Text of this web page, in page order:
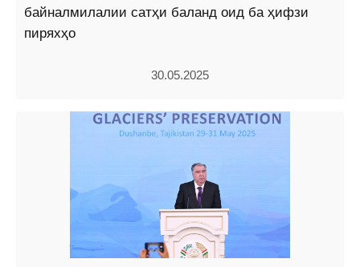
байналмилалии сатҳи баланд оид ба ҳифзи
пиряхҳо
30.05.2025